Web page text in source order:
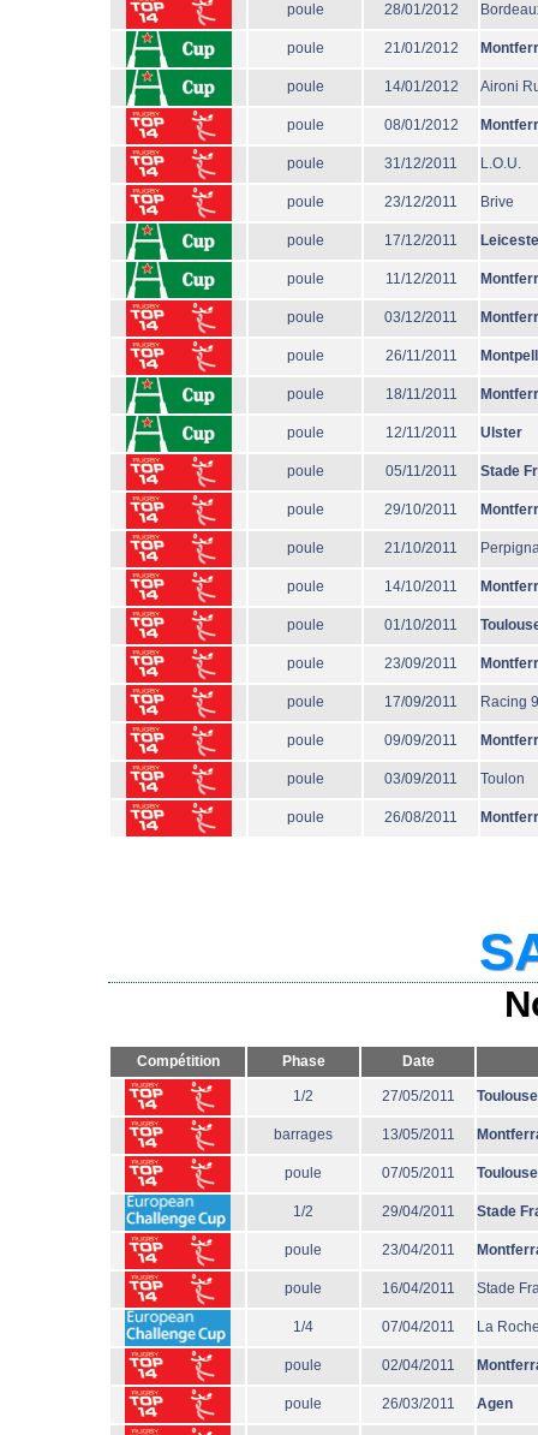
poule 28/01/2012
poule 21/01/2012
poule 14/01/2012 Aironi
poule 08/01/2012
poule 31/12/2011 L.O.U.
poule 23/12/2011 Brive
poule 17/12/2011
poule 11/12/2011
poule 03/12/2011
poule 26/11/2011
poule 18/11/2011
poule 12/11/2011 Ulster
poule 05/11/2011 Stade
poule 29/10/2011
poule 21/10/2011
poule 14/10/2011
poule 01/10/2011
poule 23/09/2011
poule 17/09/2011 Racing
poule 09/09/2011
poule 03/09/2011 Toulon
poule 26/08/2011
Compétition Phase Date
1/2 27/05/2011 Toulouse
barrages 13/05/2011
poule 07/05/2011 Toulouse
1/2 29/04/2011 Stade
poule 23/04/2011
poule 16/04/2011 Stade
1/4 07/04/2011 La
poule 02/04/2011
poule 26/03/2011 Agen